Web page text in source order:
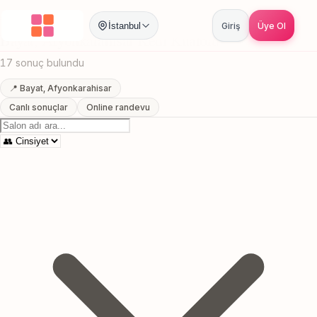
İstanbul Giriş Üye Ol
Anasayfa / Afyonkarahisar Bayat Kedi Kuaforu
Bayat, Afyonkarahisar Kedi Kuaforu
17 sonuç bulundu
📍 Bayat, Afyonkarahisar
Canlı sonuçlar
Online randevu